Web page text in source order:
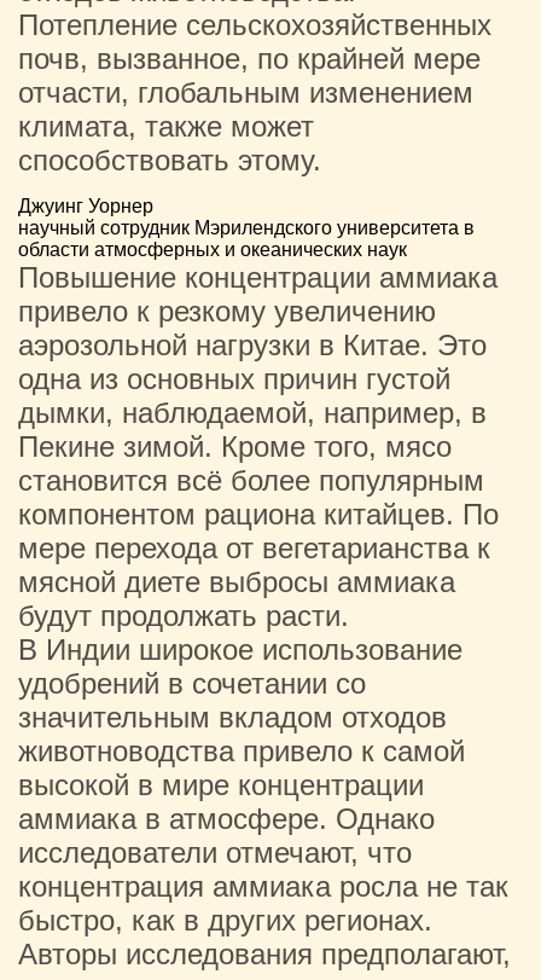
Потепление сельскохозяйственных
почв, вызванное, по крайней мере
отчасти, глобальным изменением
климата, также может
способствовать этому.
Джуинг Уорнер
научный сотрудник Мэрилендского университета в
области атмосферных и океанических наук
Повышение концентрации аммиака
привело к резкому увеличению
аэрозольной нагрузки в Китае. Это
одна из основных причин густой
дымки, наблюдаемой, например, в
Пекине зимой. Кроме того, мясо
становится всё более популярным
компонентом рациона китайцев. По
мере перехода от вегетарианства к
мясной диете выбросы аммиака
будут продолжать расти.
В Индии широкое использование
удобрений в сочетании со
значительным вкладом отходов
животноводства привело к самой
высокой в ​​мире концентрации
аммиака в атмосфере. Однако
исследователи отмечают, что
концентрация аммиака росла не так
быстро, как в других регионах.
Авторы исследования предполагают,